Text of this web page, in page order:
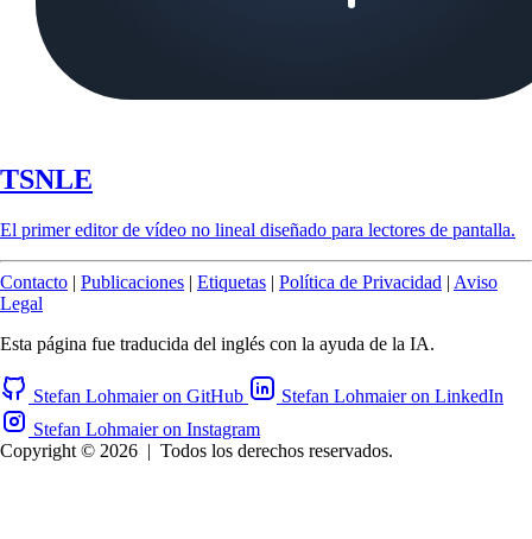
TSNLE
El primer editor de vídeo no lineal diseñado para lectores de pantalla.
Contacto | Publicaciones | Etiquetas | Política de Privacidad | Aviso
Legal
Esta página fue traducida del inglés con la ayuda de la IA.
Stefan Lohmaier on GitHub
Stefan Lohmaier on LinkedIn
Stefan Lohmaier on Instagram
Copyright © 2026 | Todos los derechos reservados.